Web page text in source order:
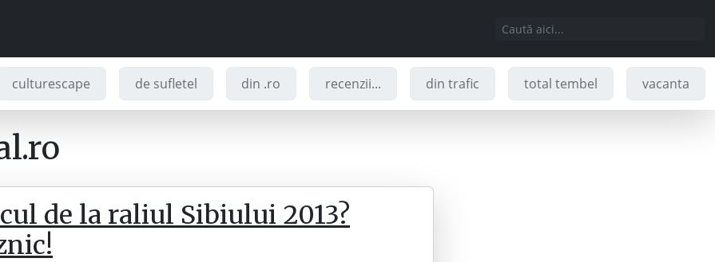
culturescape de sufletel din .ro recenzii... din trafic total tembel vacanta
de la raliul Sibiului 2013?